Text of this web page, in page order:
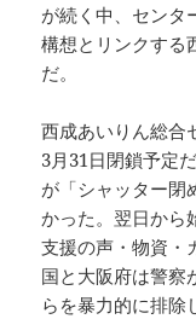
が続く中、センタ
構想とリンクする
だ。
西成あいりん総合
3月31日閉鎖予定
が「シャッター閉
かった。翌日から
支援の声・物資・
国と大阪府は警察
らを暴力的に排除